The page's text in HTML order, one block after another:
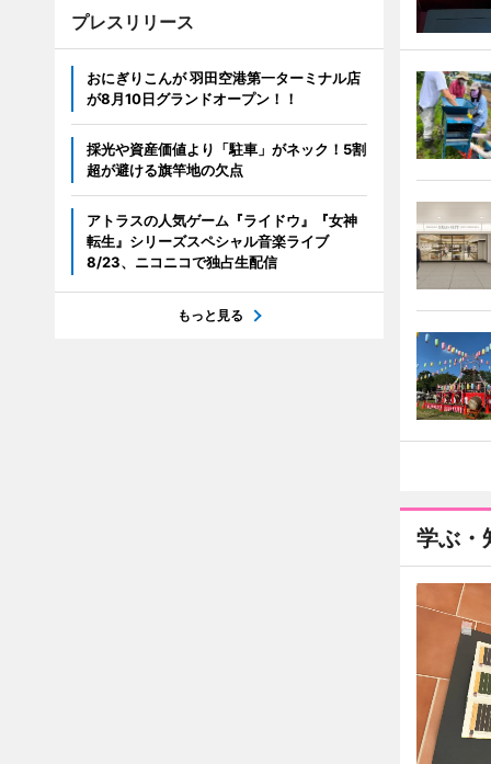
学ぶ・
プレスリリース
おにぎりこんが 羽田空港第一ターミナル店
が8月10日グランドオープン！！
採光や資産価値より「駐車」がネック！5割
超が避ける旗竿地の欠点
アトラスの人気ゲーム『ライドウ』『女神
転生』シリーズスペシャル音楽ライブ
8/23、ニコニコで独占生配信
もっと見る